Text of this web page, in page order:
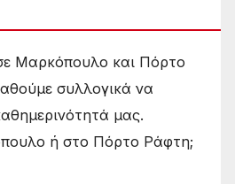
Μαρκόπουλο και Πόρτο
συλλογικά να
μας.
ή στο Πόρτο Ράφτη;